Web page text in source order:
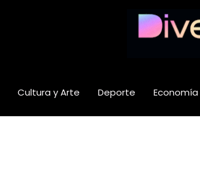
Cultura y Arte Deporte Economía